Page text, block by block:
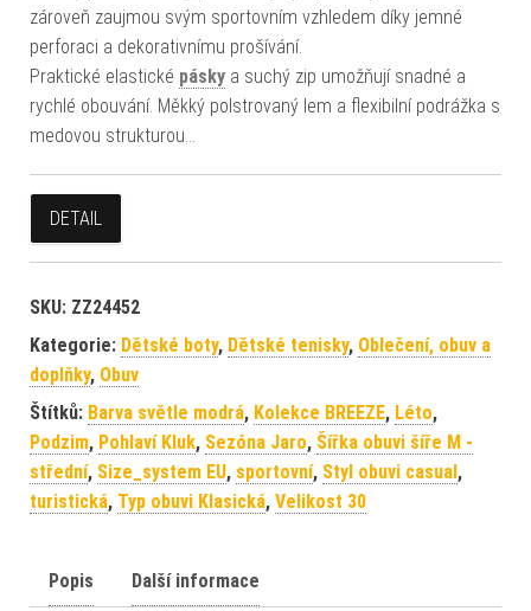
zároveň zaujmou svým sportovním vzhledem díky jemné
perforaci a dekorativnímu prošívání.
Praktické elastické pásky a suchý zip umožňují snadné a
rychlé obouvání. Měkký polstrovaný lem a flexibilní podrážka s
medovou strukturou…
DETAIL
SKU: ZZ24452
Kategorie: Dětské boty, Dětské tenisky, Oblečení, obuv a
doplňky, Obuv
Štítků: Barva světle modrá, Kolekce BREEZE, Léto,
Podzim, Pohlaví Kluk, Sezóna Jaro, Šířka obuvi šíře M -
střední, Size_system EU, sportovní, Styl obuvi casual,
turistická, Typ obuvi Klasická, Velikost 30
Popis Další informace